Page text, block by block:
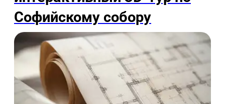
Софийскому собору